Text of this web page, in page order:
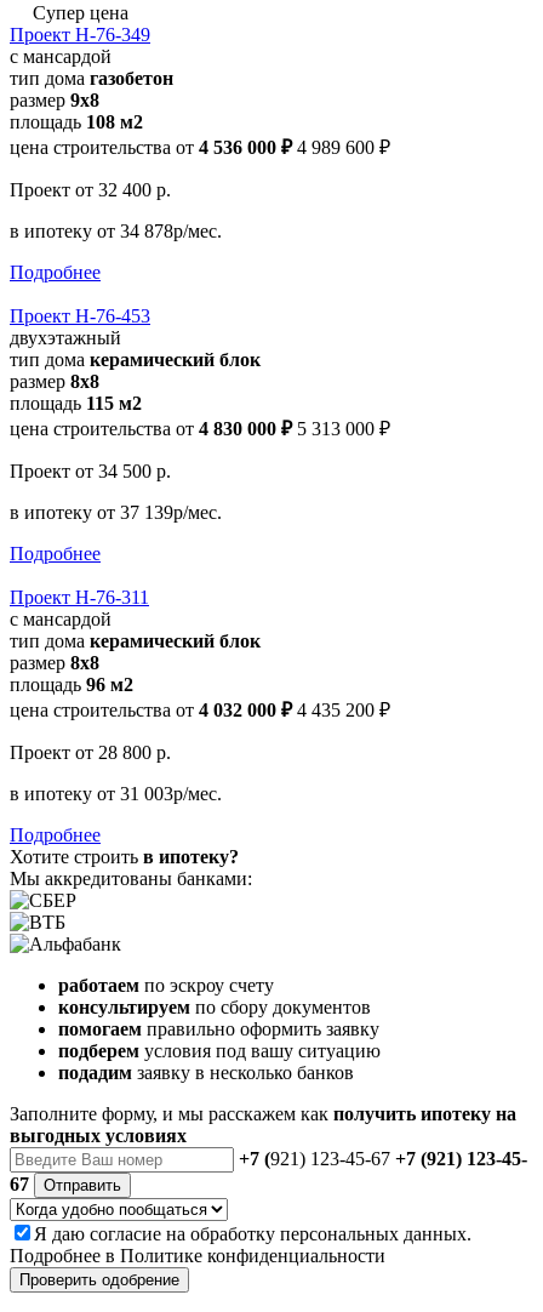
Супер цена
Проект Н-76-349
с мансардой
тип дома газобетон
размер 9x8
площадь 108 м2
цена строительства от 4 536 000 ₽ 4 989 600 ₽
Проект от 32 400 р.
в ипотеку от 34 878р/мес.
Подробнее
Проект Н-76-453
двухэтажный
тип дома керамический блок
размер 8х8
площадь 115 м2
цена строительства от 4 830 000 ₽ 5 313 000 ₽
Проект от 34 500 р.
в ипотеку от 37 139р/мес.
Подробнее
Проект Н-76-311
с мансардой
тип дома керамический блок
размер 8x8
площадь 96 м2
цена строительства от 4 032 000 ₽ 4 435 200 ₽
Проект от 28 800 р.
в ипотеку от 31 003р/мес.
Подробнее
Хотите строить в ипотеку?
Мы аккредитованы банками:
работаем по эскроу счету
консультируем по сбору документов
помогаем правильно оформить заявку
подберем условия под вашу ситуацию
подадим заявку в несколько банков
Заполните форму, и мы расскажем как получить ипотеку на
выгодных условиях
+7 (921) 123-45-67 +7 (921) 123-45-
67
Отправить
Я даю согласие на обработку персональных данных.
Подробнее в Политике конфиденциальности
Проверить одобрение